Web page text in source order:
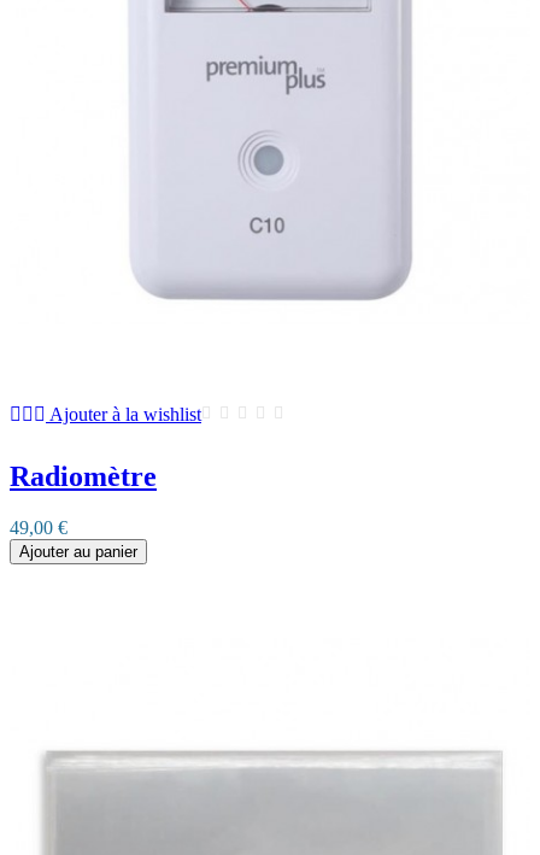
Ajouter à la wishlist
Radiomètre
49,00 €
Ajouter au panier